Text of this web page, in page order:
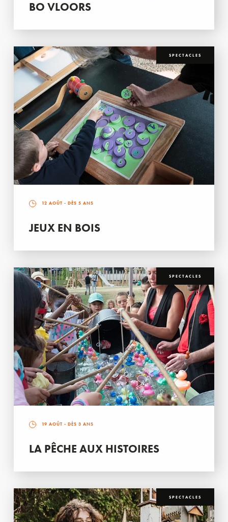
BO VLOORS
SPECTACLES
12 AOÛT - DÈS 5 ANS
JEUX EN BOIS
SPECTACLES
19 AOÛT - DÈS 3 ANS
LA PÊCHE AUX HISTOIRES
SPECTACLES